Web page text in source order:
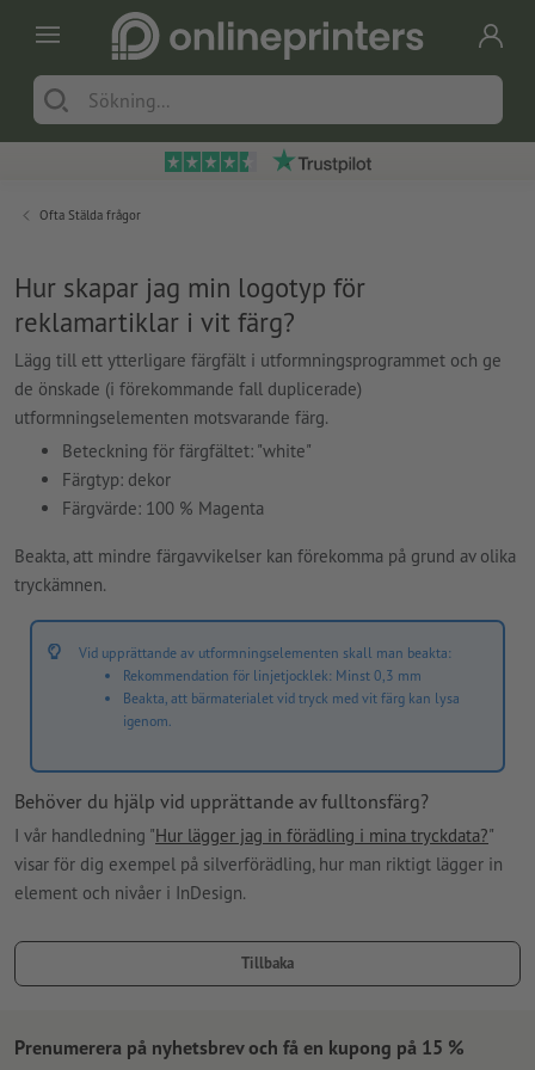
Ofta Stälda frågor
Hur skapar jag min logotyp för
reklamartiklar i vit färg?
Lägg till ett ytterligare färgfält i utformningsprogrammet och ge
de önskade (i förekommande fall duplicerade)
utformningselementen motsvarande färg.
Beteckning för färgfältet: "white"
Färgtyp: dekor
Färgvärde: 100 % Magenta
Beakta, att mindre färgavvikelser kan förekomma på grund av olika
tryckämnen.
Vid upprättande av utformningselementen skall man beakta:
Rekommendation för linjetjocklek: Minst 0,3 mm
Beakta, att bärmaterialet vid tryck med vit färg kan lysa
igenom.
Behöver du hjälp vid upprättande av fulltonsfärg?
I vår handledning "Hur lägger jag in förädling i mina tryckdata?"
visar för dig exempel på silverförädling, hur man riktigt lägger in
element och nivåer i InDesign.
Tillbaka
Prenumerera på nyhetsbrev och få en kupong på 15 %